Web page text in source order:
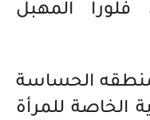
فلورا المهبل
الحساسة
الخاصة للمرأة